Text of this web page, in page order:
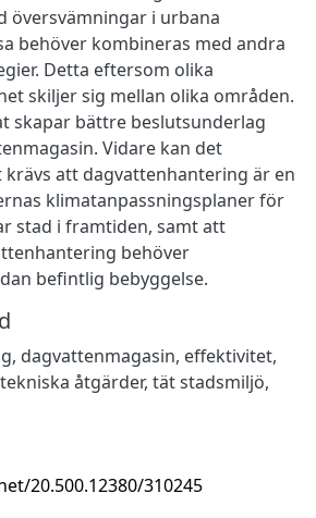
översvämningar i urbana
behöver kombineras med andra
Detta eftersom olika
skiljer sig mellan olika områden.
skapar bättre beslutsunderlag
Vidare kan det
att dagvattenhantering är en
klimatanpassningsplaner för
stad i framtiden, samt att
behöver
befintlig bebyggelse.
dagvattenmagasin, effektivitet,
åtgärder, tät stadsmiljö,
20.500.12380/310245